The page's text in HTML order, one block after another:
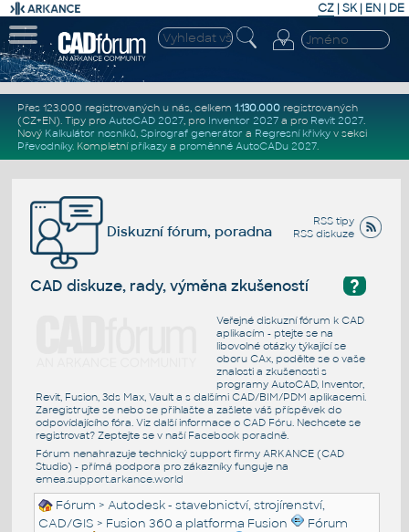
CZ | SK| EN | DE
Přes 123.000 registrovaných u nás, celkem 1.130.000registrovaných
(CZ+EN). Tipy pro AutoCAD 2027, pro Inventor 2027a pro Revit 2027.
Nový Kalkulátor nosníků, Spirograf generátor a Regresní křivkyv sekci
Převodníky. Kompletní příkazya proměnné AutoCADu 2027.
RSS tipy
RSS diskuze
Diskuzní fórum, poradna
?
CAD diskuze, rady, výměna zkušeností
Veřejné diskuzní fórum k CAD
aplikacím - ptejte se na
libovolné otázky týkající se
oboru CAx, podělte se o vaše
znalosti a zkušenosti s
programy AutoCAD, Inventor,
Revit, Fusion, 3ds Max, Vault a s dalšími CAD/BIM/PDM aplikacemi.
Zaregistrujte se nebo se přihlašte a zašlete váš příspěvek do
odpovídajícího fóra. Viz další informace o CAD Fóru. Nechcete se
registrovat? Zeptejte se v naší Facebook poradně.
Fórum nenahrazuje technický support firmy ARKANCE (CAD
Studio) - přímá podpora pro zákazníky funguje na
emea.support.arkance.world
Fórum >Autodesk - stavebnictví, strojírenství,
CAD/GIS > Fusion 360 a platforma Fusion
Fórum